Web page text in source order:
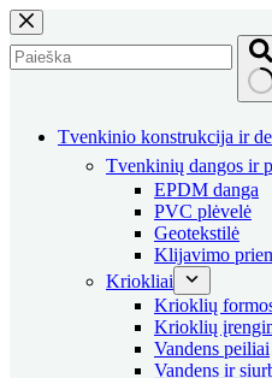
Skip
to
content
results Tvenkinio konstrukcija ir
Tvenkinių dangos ir
EPDM danga
PVC plėvelė
Geotekstilė
Klijavimo
Kriokliai
Krioklių
Krioklių
Vandens peiliai
Vandens ir